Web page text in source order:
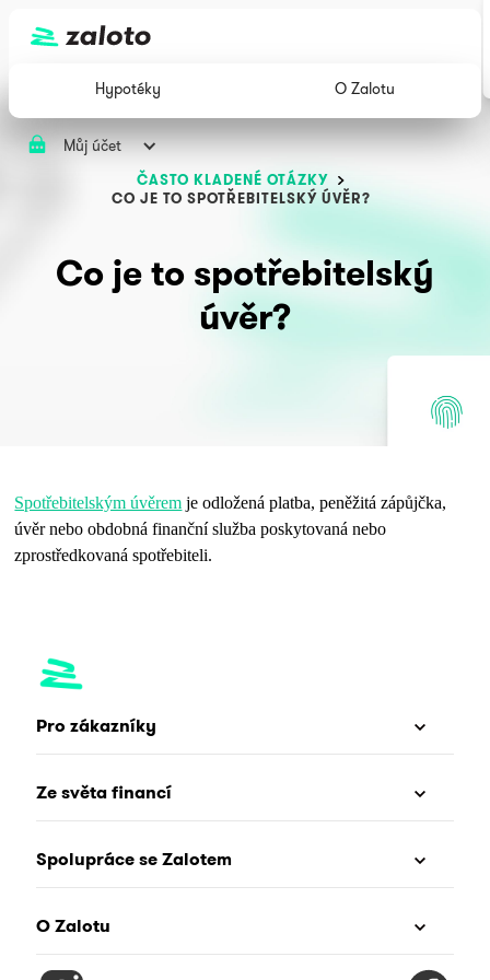
Hypotéky O Zalotu
Můj účet
ČASTO KLADENÉ OTÁZKY
CO JE TO SPOTŘEBITELSKÝ ÚVĚR?
Co je to spotřebitelský
úvěr?
Spotřebitelským úvěrem je odložená platba, peněžitá zápůjčka,
úvěr nebo obdobná finanční služba poskytovaná nebo
zprostředkovaná spotřebiteli.
Pro zákazníky
Ze světa financí
Spolupráce se Zalotem
O Zalotu